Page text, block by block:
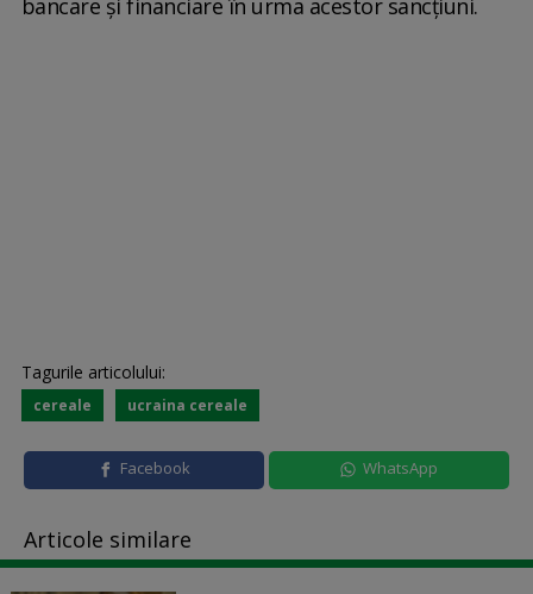
bancare şi financiare în urma acestor sancţiuni.
Tagurile articolului:
cereale ucraina cereale
Facebook WhatsApp
Articole similare